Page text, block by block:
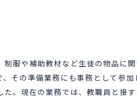
服や補助教材など生徒の物品に
その準備業務にも事務として参加
。現在の業務では、教職員と接